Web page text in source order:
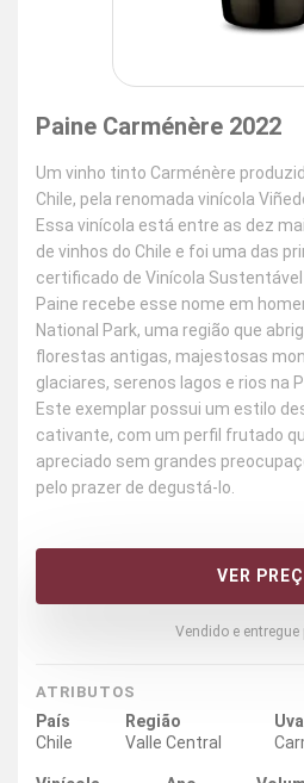
Paine Carménère 2022
Um vinho tinto Carménère
Chile, pela renomada vinícola
Essa vinícola está entre as dez
de vinhos do Chile e foi uma das
certificado de Vinícola Sustentável
Paine recebe esse nome em
National Park, uma região que
florestas antigas, majestosas
glaciares, serenos lagos e rios na
Este exemplar possui um estilo
cativante, com um perfil frutado
apreciado sem grandes
pelo prazer de degustá-lo.
VER
Vendido e entregue
ATRIBUTOS
País
Chile
Região
Valle Central